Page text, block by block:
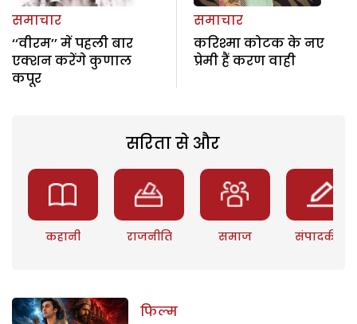
समाचार
‘‘वीरम’’ में पहली बार
एक्शन करेंगे कुणाल
कपूर
समाचार
करिश्मा कोटक के नए
प्रेमी हैं करण वाही
सरिता से और
कहानी राजनीति समाज संपादकीय
फिल्म